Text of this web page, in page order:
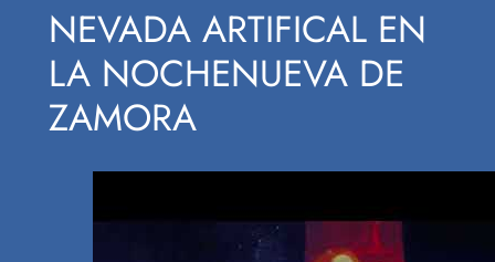
NEVADA ARTIFICAL EN
LA NOCHENUEVA DE
ZAMORA